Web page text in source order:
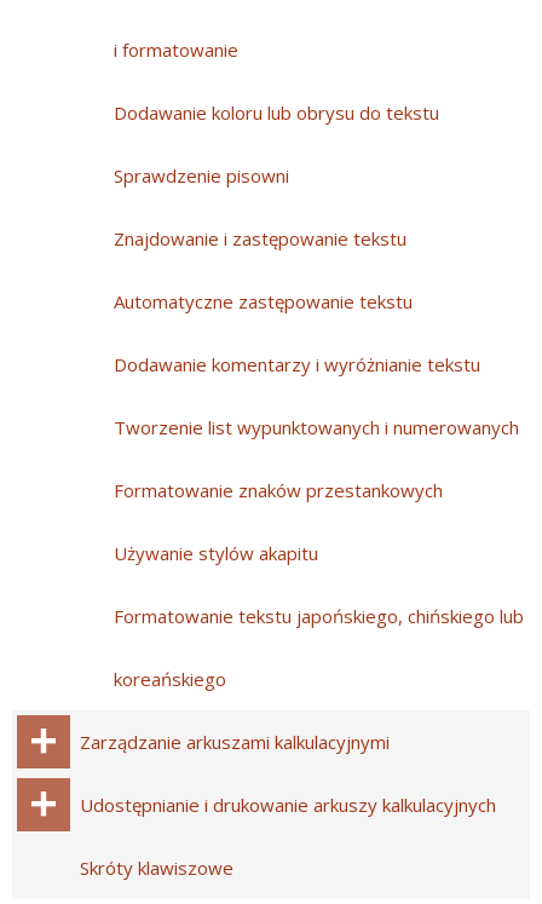
i formatowanie
Dodawanie koloru lub obrysu do tekstu
Sprawdzenie pisowni
Znajdowanie i zastępowanie tekstu
Automatyczne zastępowanie tekstu
Dodawanie komentarzy i wyróżnianie tekstu
Tworzenie list wypunktowanych i numerowanych
Formatowanie znaków przestankowych
Używanie stylów akapitu
Formatowanie tekstu japońskiego, chińskiego lub
koreańskiego
Zarządzanie arkuszami kalkulacyjnymi
Udostępnianie i drukowanie arkuszy kalkulacyjnych
Skróty klawiszowe